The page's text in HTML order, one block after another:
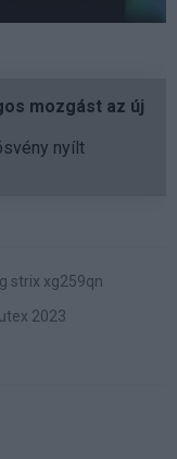
mozgást az új
nyílt
strix xg259qn
2023